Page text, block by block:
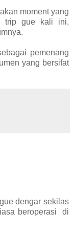
moment yang
trip gue kali ini,
pemenang
yang bersifat
dengar sekilas
beroperasi
di